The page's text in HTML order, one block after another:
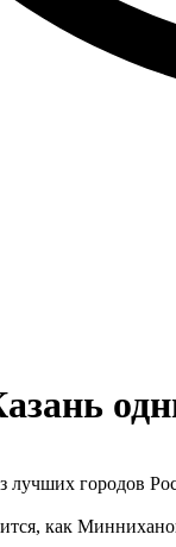
лучших городов
как